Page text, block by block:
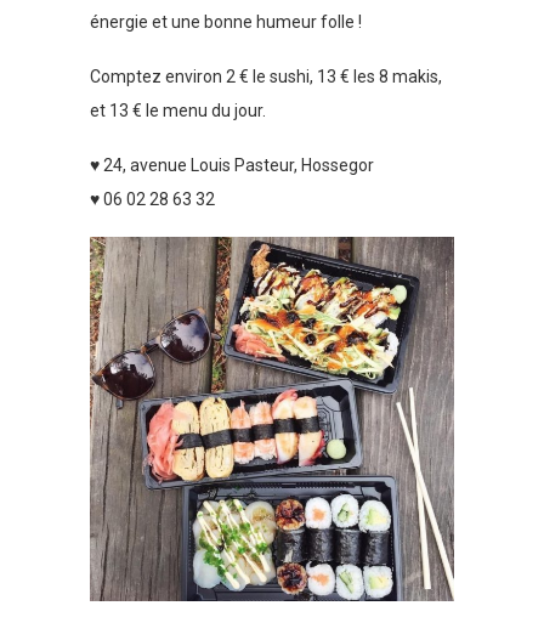
énergie et une bonne humeur folle !
Comptez environ 2 € le sushi, 13 € les 8 makis,
et 13 € le menu du jour.
♥ 24, avenue Louis Pasteur, Hossegor
♥ 06 02 28 63 32